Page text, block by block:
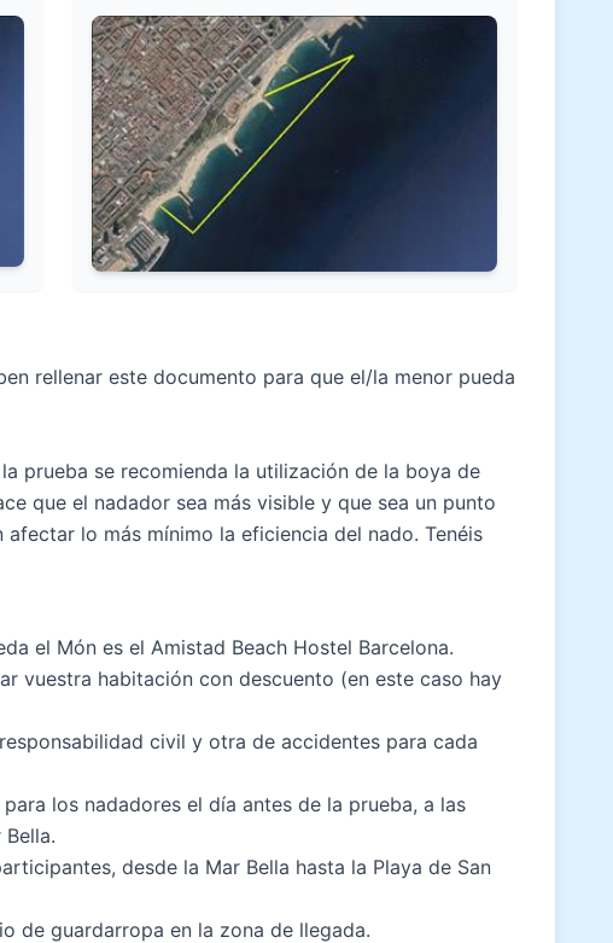
rellenar este documento para que el/la menor pueda
prueba se recomienda la utilización de la boya de
que el nadador sea más visible y que sea un punto
lo más mínimo la eficiencia del nado. Tenéis
el Món es el Amistad Beach Hostel Barcelona.
vuestra habitación con descuento (en este caso hay
civil y otra de accidentes para cada
los nadadores el día antes de la prueba, a las
.
desde la Mar Bella hasta la Playa de San
de guardarropa en la zona de llegada.